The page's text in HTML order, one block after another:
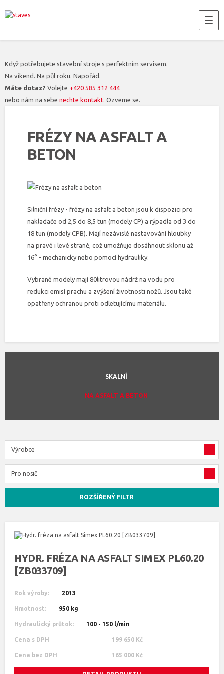
Když potřebujete stavební stroje s perfektním servisem.
Na víkend. Na půl roku. Napořád.
Máte dotaz? Volejte +420 585 312 444
nebo nám na sebe nechte kontakt. Ozveme se.
FRÉZY NA ASFALT A
BETON
Silniční frézy - frézy na asfalt a beton jsou k dispozici pro
nakladače od 2,5 do 8,5 tun (modely CP) a rýpadla od 3 do
18 tun (modely CPB). Mají nezávislé nastavování hloubky
na pravé i levé straně, což umožňuje dosáhnout sklonu až
16° - mechanicky nebo pomocí hydrauliky.
Vybrané modely mají 80litrovou nádrž na vodu pro
redukci emisí prachu a zvýšení životnosti nožů. Jsou také
opatřeny ochranou proti odletujícímu materiálu.
SKALNÍ
NA ASFALT A BETON
Výrobce
Pro nosič
ROZŠÍŘENÝ FILTR
HYDR. FRÉZA NA ASFALT SIMEX PL60.20
[ZB033709]
Rok výroby: 2013
Hmotnost: 950 kg
Hydraulický průtok: 100 - 150 l/min
Cena s DPH 199 650 Kč
Cena bez DPH 165 000 Kč